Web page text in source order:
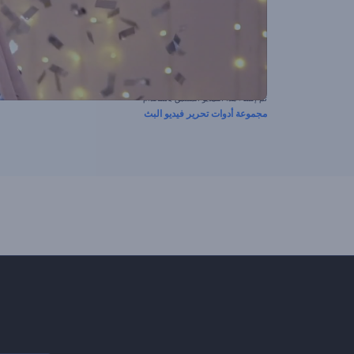
تم إنشاء هذا الفيديو المسبق باستخدام
مجموعة أدوات تحرير فيديو البث